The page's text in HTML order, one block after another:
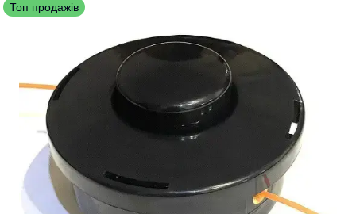
Топ продажів